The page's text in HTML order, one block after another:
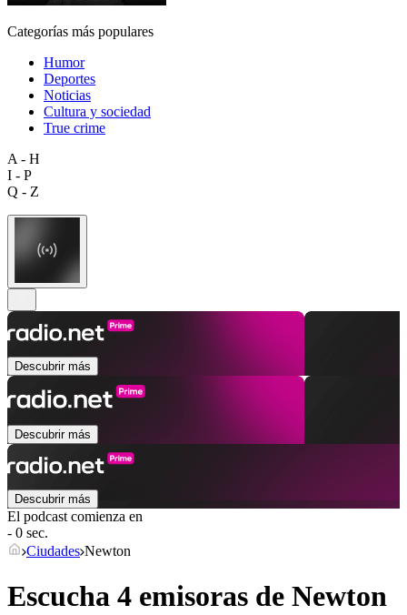
Categorías más populares
Humor
Deportes
Noticias
Cultura y sociedad
True crime
A - H
I - P
Q - Z
Descubrir más
Descubrir más
Descubrir más
El podcast comienza en
- 0 sec.
Ciudades Newton
Escucha 4 emisoras de Newton